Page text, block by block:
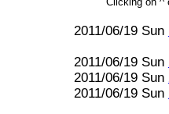
2011/06/19 Sun
2011/06/19 Sun
2011/06/19 Sun
2011/06/19 Sun